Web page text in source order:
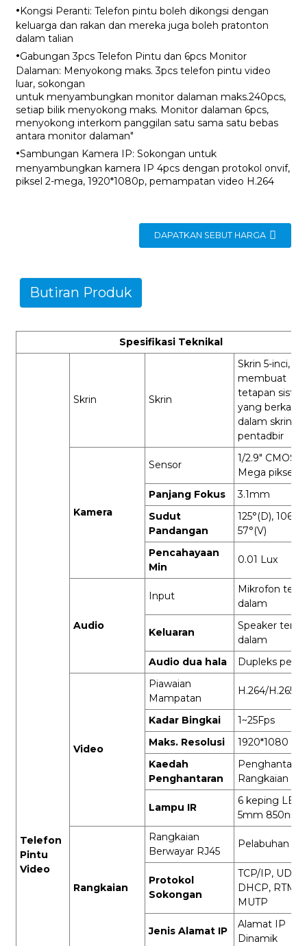
·Kongsi Peranti: Telefon pintu boleh dikongsi dengan
keluarga dan rakan dan mereka juga boleh pratonton
dalam talian
·Gabungan 3pcs Telefon Pintu dan 6pcs Monitor
Dalaman: Menyokong maks. 3pcs telefon pintu video
luar, sokongan
untuk menyambungkan monitor dalaman maks.240pcs,
setiap bilik menyokong maks. Monitor dalaman 6pcs,
menyokong interkom panggilan satu sama satu bebas
antara monitor dalaman"
·Sambungan Kamera IP: Sokongan untuk
menyambungkan kamera IP 4pcs dengan protokol onvif,
piksel 2-mega, 1920*1080p, pemampatan video H.264
DAPATKAN SEBUT HARGA
Butiran Produk
Spesifikasi Teknikal
Telefon
Pintu
Video
Skrin Skrin
Skrin 5-inci,
membuat
tetapan
yang
dalam skrin
pentadbir
Kamera
Sensor
1/2.9" CMOS,
Mega piksel
Panjang Fokus
3.1mm
Sudut
Pandangan
125°(D),
57°(V)
Pencahayaan
Min
0.01 Lux
Audio
Input
Mikrofon
dalam
Keluaran
Speaker
dalam
Audio dua hala
Dupleks
Video
Piawaian
Mampatan
H.264/H.265
Kadar Bingkai
1~25Fps
Maks. Resolusi
1920*1080
Kaedah
Penghantaran
Penghantaran
Rangkaian
Lampu IR
6 keping LED
5mm 850nm
Rangkaian
Rangkaian
Berwayar RJ45
Pelabuhan
Protokol
Sokongan
TCP/IP, UDP/
DHCP, RTMP,
MUTP
Jenis Alamat IP
Alamat IP
Dinamik